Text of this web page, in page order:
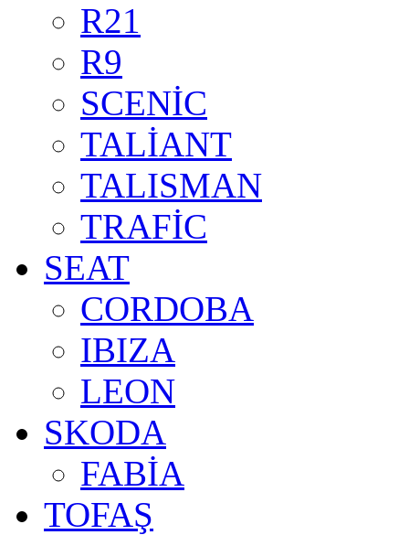
R21
R9
SCENİC
TALİANT
TALISMAN
TRAFİC
SEAT
CORDOBA
IBIZA
LEON
SKODA
FABİA
TOFAŞ